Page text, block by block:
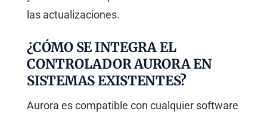
las actualizaciones.
¿CÓMO SE INTEGRA EL
CONTROLADOR AURORA EN
SISTEMAS EXISTENTES?
Aurora es compatible con cualquier software